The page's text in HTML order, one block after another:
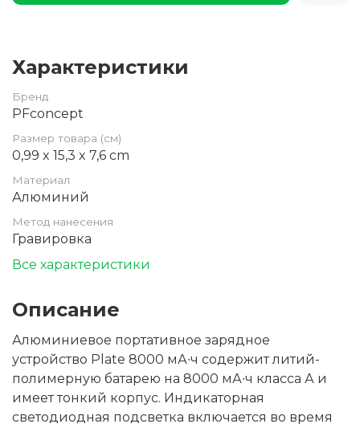
Характеристики
Бренд
PFconcept
Размер товара (см)
0,99 x 15,3 x 7,6 cm
Материал
Алюминий
Метод нанесения
Гравировка
Все характеристики
Описание
Алюминиевое портативное зарядное
устройство Plate 8000 мА∙ч содержит литий-
полимерную батарею на 8000 мА∙ч класса А и
имеет тонкий корпус. Индикаторная
светодиодная подсветка включается во время